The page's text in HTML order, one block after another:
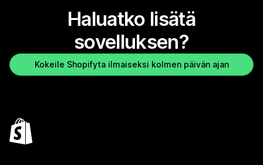
Haluatko lisätä
sovelluksen?
Kokeile Shopifyta ilmaiseksi kolmen päivän ajan